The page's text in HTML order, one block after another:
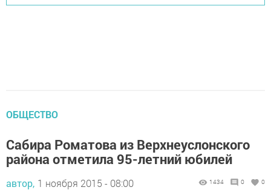
ОБЩЕСТВО
Сабира Роматова из Верхнеуслонского
района отметила 95-летний юбилей
автор, 1 ноября 2015 - 08:00 1434 0 0